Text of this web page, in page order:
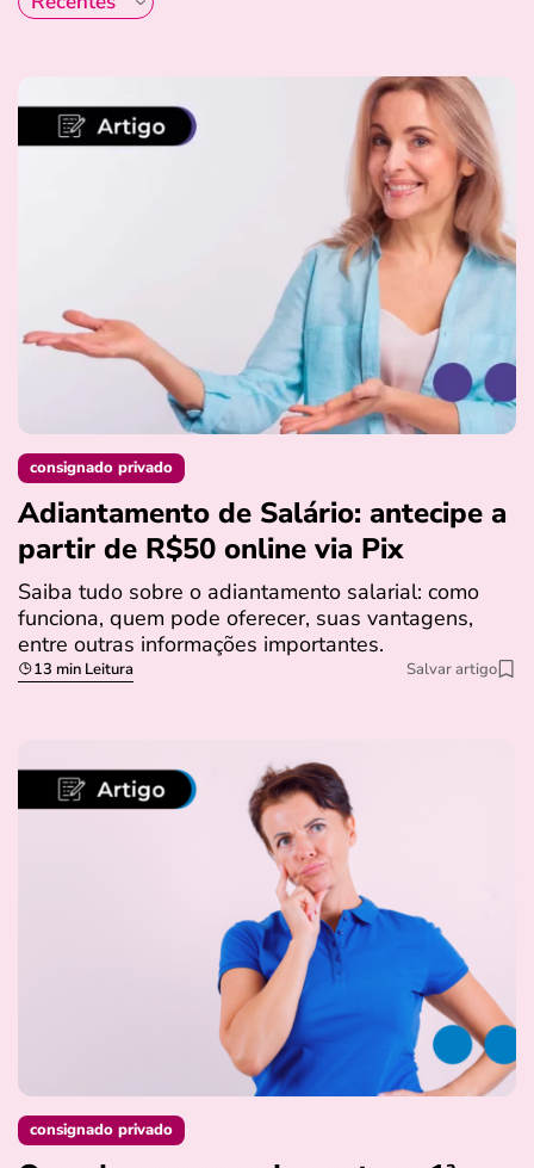
consignado privado
Adiantamento de Salário: antecipe a
partir de R$50 online via Pix
Saiba tudo sobre o adiantamento salarial: como
funciona, quem pode oferecer, suas vantagens,
entre outras informações importantes.
13 min Leitura Salvar artigo
consignado privado